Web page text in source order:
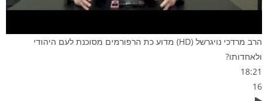
הרב מרדכי נויגרשל (HD) מדוע כת הרפורמים מסוכנת לעם היהודי
ולאחדותו?
18:21
16